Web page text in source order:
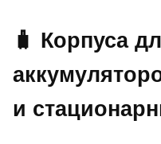
🧳 Корпуса
и